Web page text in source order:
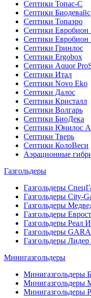
Септики Топас-С
Септики Биодевайс
Септики Топаэро
Септики
Септики Евробион
Септики Гринлос
Септики Ergobox
Септики Aquor
Септики Итал
Септики Novo Eko
Септики Далос
Септики Кристалл
Септики Волгарь
Септики БиоДека
Септики Юнилос
Септики Тверь
Септики КолоВеси
Аэрационные
Газгольдеры
Газгольдеры
Газгольдеры City-
Газгольдеры
Газгольдеры
Газгольдеры Реал
Газгольдеры
Газгольдеры
Минигазгольдеры
Минигазгольдеры
Минигазгольдеры
Минигазгольдеры